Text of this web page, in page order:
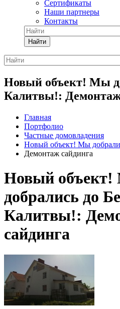
Сертификаты
Наши партнеры
Контакты
Найти
Новый объект! Мы
Калитвы!: Демонтаж
Главная
Портфолио
Частные домовладения
Новый объект! Мы
Демонтаж сайдинга
Новый
добрались до
Калитвы!:
сайдинга